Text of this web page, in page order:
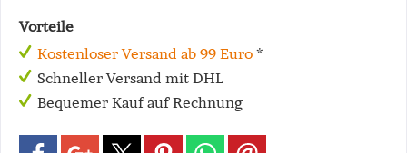
Vorteile
Kostenloser Versand ab 99 Euro *
Schneller Versand mit DHL
Bequemer Kauf auf Rechnung